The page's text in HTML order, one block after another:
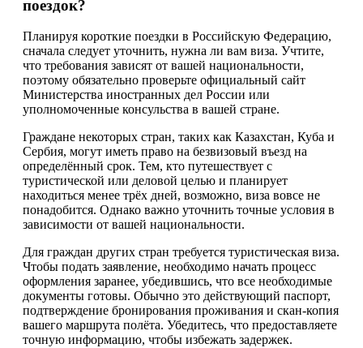
поездок?
Планируя короткие поездки в Российскую Федерацию,
сначала следует уточнить, нужна ли вам виза. Учтите,
что требования зависят от вашей национальности,
поэтому обязательно проверьте официальный сайт
Министерства иностранных дел России или
уполномоченные консульства в вашей стране.
Граждане некоторых стран, таких как Казахстан, Куба и
Сербия, могут иметь право на безвизовый въезд на
определённый срок. Тем, кто путешествует с
туристической или деловой целью и планирует
находиться менее трёх дней, возможно, виза вовсе не
понадобится. Однако важно уточнить точные условия в
зависимости от вашей национальности.
Для граждан других стран требуется туристическая виза.
Чтобы подать заявление, необходимо начать процесс
оформления заранее, убедившись, что все необходимые
документы готовы. Обычно это действующий паспорт,
подтверждение бронирования проживания и скан-копия
вашего маршрута полёта. Убедитесь, что предоставляете
точную информацию, чтобы избежать задержек.